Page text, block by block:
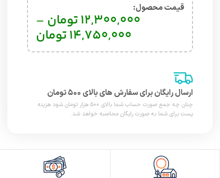
قیمت محصول:​
12,300,000تومان –
14,750,000تومان
ارسال رایگان برای سفارش های بالای ۵۰۰ تومان
چنان چه جمع صورت حساب شما بالای ۵۰۰ هزار تومان شود هزینه
پست برای شما به صورت رایگان محاصبه خواهد شد.